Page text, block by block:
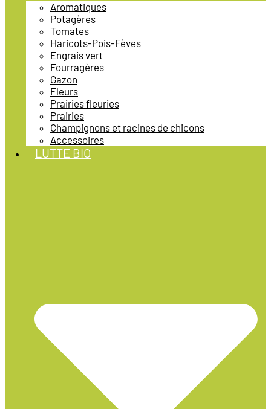
Aromatiques
Potagères
Tomates
Haricots-Pois-Fèves
Engrais vert
Fourragères
Gazon
Fleurs
Prairies fleuries
Prairies
Champignons et racines de chicons
Accessoires
LUTTE BIO